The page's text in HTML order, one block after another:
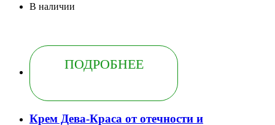
В наличии
ПОДРОБНЕЕ
Крем Дева-Краса от отечности и